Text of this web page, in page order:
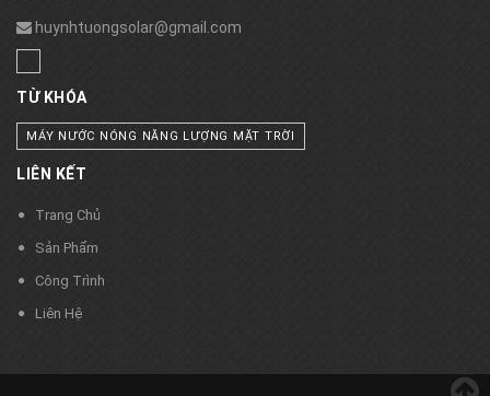
huynhtuongsolar@gmail.com
TỪ KHÓA
MÁY NƯỚC NÓNG NĂNG LƯỢNG MẶT TRỜI
LIÊN KẾT
Trang Chủ
Sản Phẩm
Công Trình
Liên Hệ